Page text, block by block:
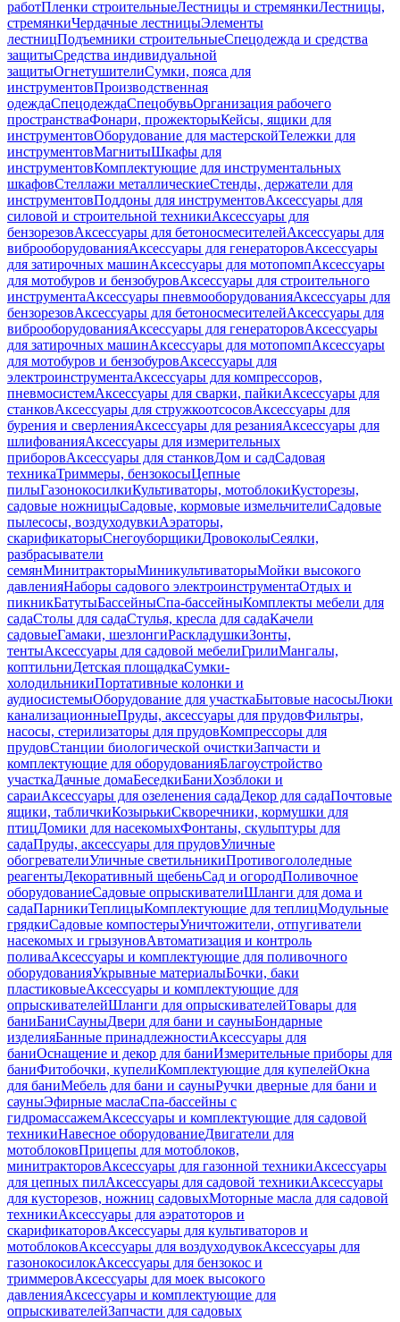
работПленки строительныеЛестницы и стремянкиЛестницы,
стремянкиЧердачные лестницыЭлементы
лестницПодъемники строительныеСпецодежда и средства
защитыСредства индивидуальной
защитыОгнетушителиСумки, пояса для
инструментовПроизводственная
одеждаСпецодеждаСпецобувьОрганизация рабочего
пространстваФонари, прожекторыКейсы, ящики для
инструментовОборудование для мастерскойТележки для
инструментовМагнитыШкафы для
инструментовКомплектующие для инструментальных
шкафовСтеллажи металлическиеСтенды, держатели для
инструментовПоддоны для инструментовАксессуары для
силовой и строительной техникиАксессуары для
бензорезовАксессуары для бетоносмесителейАксессуары для
виброоборудованияАксессуары для генераторовАксессуары
для затирочных машинАксессуары для мотопомпАксессуары
для мотобуров и бензобуровАксессуары для строительного
инструментаАксессуары пневмооборудованияАксессуары для
бензорезовАксессуары для бетоносмесителейАксессуары для
виброоборудованияАксессуары для генераторовАксессуары
для затирочных машинАксессуары для мотопомпАксессуары
для мотобуров и бензобуровАксессуары для
электроинструментаАксессуары для компрессоров,
пневмосистемАксессуары для сварки, пайкиАксессуары для
станковАксессуары для стружкоотсосовАксессуары для
бурения и сверленияАксессуары для резанияАксессуары для
шлифованияАксессуары для измерительных
приборовАксессуары для станковДом и садСадовая
техникаТриммеры, бензокосыЦепные
пилыГазонокосилкиКультиваторы, мотоблокиКусторезы,
садовые ножницыСадовые, кормовые измельчителиСадовые
пылесосы, воздуходувкиАэраторы,
скарификаторыСнегоуборщикиДровоколыСеялки,
разбрасыватели
семянМинитракторыМиникультиваторыМойки высокого
давленияНаборы садового электроинструментаОтдых и
пикникБатутыБассейныСпа-бассейныКомплекты мебели для
садаСтолы для садаСтулья, кресла для садаКачели
садовыеГамаки, шезлонгиРаскладушкиЗонты,
тентыАксессуары для садовой мебелиГрилиМангалы,
коптильниДетская площадкаСумки-
холодильникиПортативные колонки и
аудиосистемыОборудование для участкаБытовые насосыЛюки
канализационныеПруды, аксессуары для прудовФильтры,
насосы, стерилизаторы для прудовКомпрессоры для
прудовСтанции биологической очисткиЗапчасти и
комплектующие для оборудованияБлагоустройство
участкаДачные домаБеседкиБаниХозблоки и
сараиАксессуары для озеленения садаДекор для садаПочтовые
ящики, табличкиКозырькиСкворечники, кормушки для
птицДомики для насекомыхФонтаны, скульптуры для
садаПруды, аксессуары для прудовУличные
обогревателиУличные светильникиПротивогололедные
реагентыДекоративный щебеньСад и огородПоливочное
оборудованиеСадовые опрыскивателиШланги для дома и
садаПарникиТеплицыКомплектующие для теплицМодульные
грядкиСадовые компостерыУничтожители, отпугиватели
насекомых и грызуновАвтоматизация и контроль
поливаАксессуары и комплектующие для поливочного
оборудованияУкрывные материалыБочки, баки
пластиковыеАксессуары и комплектующие для
опрыскивателейШланги для опрыскивателейТовары для
баниБаниСауныДвери для бани и сауныБондарные
изделияБанные принадлежностиАксессуары для
баниОснащение и декор для баниИзмерительные приборы для
баниФитобочки, купелиКомплектующие для купелейОкна
для баниМебель для бани и сауныРучки дверные для бани и
сауныЭфирные маслаСпа-бассейны с
гидромассажемАксессуары и комплектующие для садовой
техникиНавесное оборудованиеДвигатели для
мотоблоковПрицепы для мотоблоков,
минитракторовАксессуары для газонной техникиАксессуары
для цепных пилАксессуары для садовой техникиАксессуары
для кусторезов, ножниц садовыхМоторные масла для садовой
техникиАксессуары для аэратоторов и
скарификаторовАксессуары для культиваторов и
мотоблоковАксессуары для воздуходувокАксессуары для
газонокосилокАксессуары для бензокос и
триммеровАксессуары для моек высокого
давленияАксессуары и комплектующие для
опрыскивателейЗапчасти для садовых